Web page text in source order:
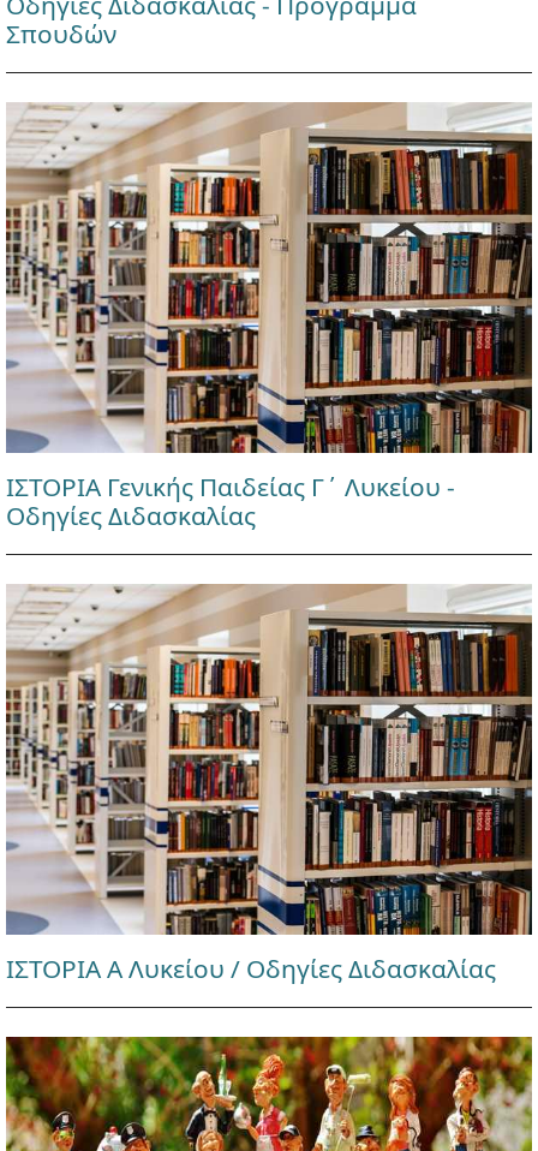
Σπουδών
ΙΣΤΟΡΙΑ Γενικής Παιδείας Γ΄ Λυκείου -
Οδηγίες Διδασκαλίας
ΙΣΤΟΡΙΑ Α Λυκείου / Οδηγίες Διδασκαλίας